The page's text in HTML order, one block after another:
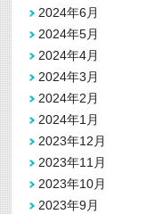
2024年6月
2024年5月
2024年4月
2024年3月
2024年2月
2024年1月
2023年12月
2023年11月
2023年10月
2023年9月